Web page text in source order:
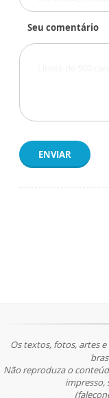
Seu comentário
ENVIAR
Os textos, fotos, artes
Não reproduza o
impresso,